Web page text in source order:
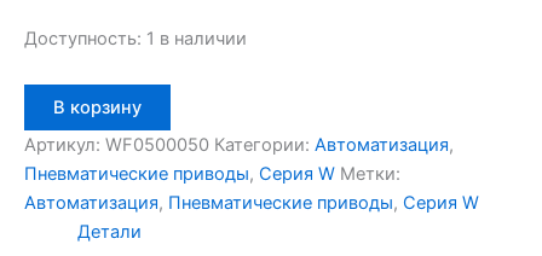
Доступность: 1 в наличии
товара
Aignep
WF0500050
В корзину
Артикул: WF0500050 Категории: Автоматизация,
Пневматические приводы, Серия W Метки:
Автоматизация, Пневматические приводы, Серия W
Детали